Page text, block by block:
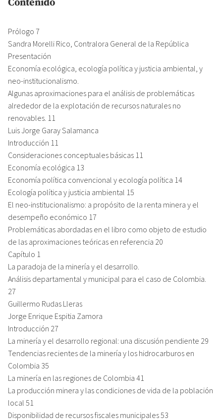
Prólogo 7
Sandra Morelli Rico, Contralora General de la República
Presentación
Economía ecológica, ecología política y justicia ambiental, y
neo-institucionalismo.
Algunas aproximaciones para el análisis de problemáticas
alrededor de la explotación de recursos naturales no
renovables. 11
Luis Jorge Garay Salamanca
Introducción 11
Consideraciones conceptuales básicas 11
Economía ecológica 13
Economía política convencional y ecología política 14
Ecología política y justicia ambiental 15
El neo-institucionalismo: a propósito de la renta minera y el
desempeño económico 17
Problemáticas abordadas en el libro como objeto de estudio
de las aproximaciones teóricas en referencia 20
Capítulo 1
La paradoja de la minería y el desarrollo.
Análisis departamental y municipal para el caso de Colombia.
27
Guillermo Rudas Lleras
Jorge Enrique Espitia Zamora
Introducción 27
La minería y el desarrollo regional: una discusión pendiente 29
Tendencias recientes de la minería y los hidrocarburos en
Colombia 35
La minería en las regiones de Colombia 41
La producción minera y las condiciones de vida de la población
local 51
Disponibilidad de recursos fiscales municipales 53